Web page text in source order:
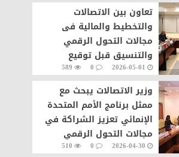
تعاون بين الاتصالات
والتخطيط والمالية فى
مجالات التحول الرقمي
والتنسيق قبل توقيع
الاتفاقيات مع الشركات
العالمية
2026-05-01
0
589
وزير الاتصالات يبحث مع
ممثل برنامج الأمم المتحدة
الإنمائي تعزيز الشراكة في
مجالات التحول الرقمي
والذكاء الاصطناعي
2026-04-30
0
510